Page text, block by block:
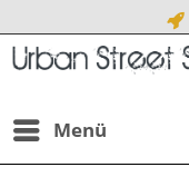
Menü